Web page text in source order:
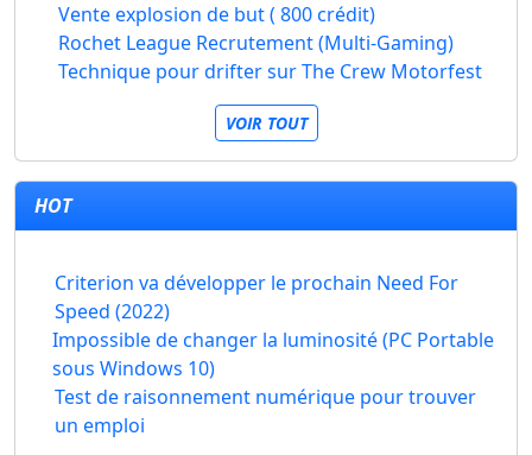
Vente explosion de but ( 800 crédit)
Rochet League Recrutement (Multi-Gaming)
Technique pour drifter sur The Crew Motorfest
VOIR TOUT
HOT
Criterion va développer le prochain Need For
Speed (2022)
Impossible de changer la luminosité (PC Portable
sous Windows 10)
Test de raisonnement numérique pour trouver
un emploi